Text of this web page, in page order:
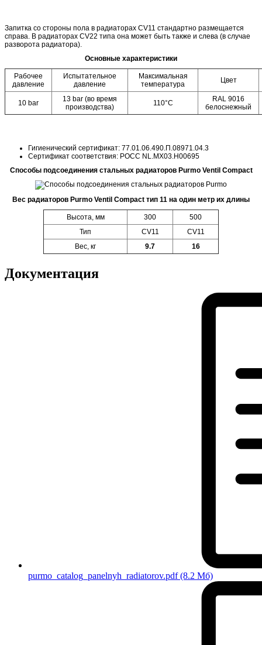
Запитка со стороны пола в радиаторах CV11 стандартно размещается
справа. В радиаторах CV22 типа она может быть также и слева (в случае
разворота радиатора).
Основные характеристики
Рабочее
давление
Испытательное
давление
Максимальная
температура
Цвет
10 bar
13 bar (во время
производства)
110°C
RAL 9016
белоснежный
Гигиенический сертификат: 77.01.06.490.П.08971.04.3
Сертификат соответствия: POCC NL.MX03.H00695
Способы подсоединения стальных радиаторов Purmo Ventil Compact
Вес радиаторов Purmo Ventil Compact тип 11 на один метр их длины
Высота, мм 300
500
Тип
CV11
CV11
Вес, кг
9.7 16
Документация
purmo_catalog_panelnyh_radiatorov.pdf(8.2 Мб)